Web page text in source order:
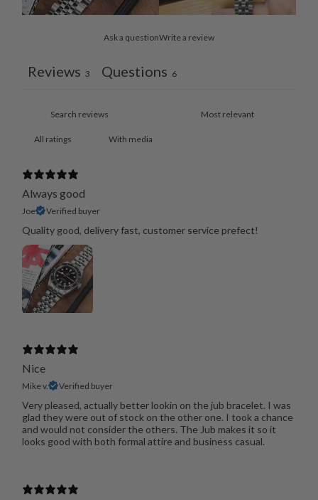
Ask a questionWrite a review
Reviews 3 Questions 6
With media
Always good
Joe Verified buyer
Quality good, delivery fast, customer service prefect!
Nice
Mike v. Verified buyer
Very pleased, actually better lookin on the jub bracelet. I was
glad they were out of stock on the other one. I took a chance
and would not consider the others. The Jub makes it so it
looks good with both formal attire and business casual.